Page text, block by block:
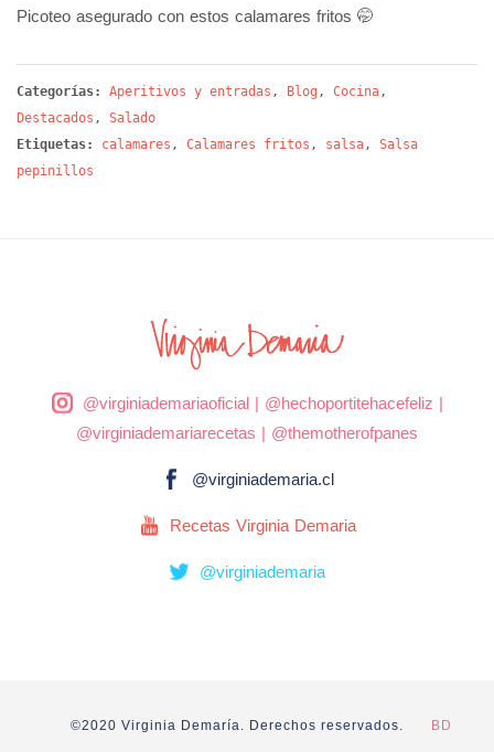
Picoteo asegurado con estos calamares fritos 🤭
Categorías: Aperitivos y entradas , Blog , Cocina ,
Destacados , Salado
Etiquetas:
calamares , Calamares fritos , salsa , Salsa
pepinillos
@virginiademariaoficial| @hechoportitehacefeliz |
@virginiademariarecetas | @themotherofpanes
@virginiademaria.cl
Recetas Virginia Demaria
@virginiademaria
©2020 Virginia Demaría. Derechos reservados. BD